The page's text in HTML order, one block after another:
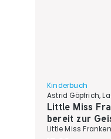
Kinderbuch
Astrid Göpfrich,
Little Miss
bereit zur
Little Miss